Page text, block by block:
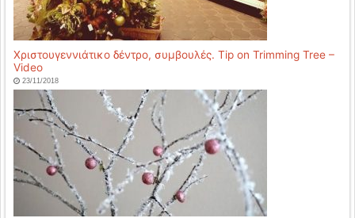
Χριστουγεννιάτικο δέντρο, συμβουλές. Tip on Trimming Tree –
Video
23/11/2018